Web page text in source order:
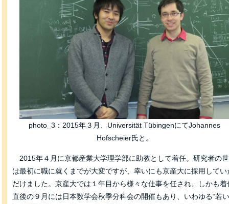
photo_3：2015年３月、Universität TübingenにてJohannes
Hofscheier氏と。
2015年４月に京都産業大学理学部に助教として着任。研究者の
は最初に職に就くまでが大変ですが、幸いにも京産大に採用してい
だけました。京産大では１年目から様々な仕事を任され、しかも着
直後の９月には日本数学会秋季分科会の開催もあり、いわゆる“若